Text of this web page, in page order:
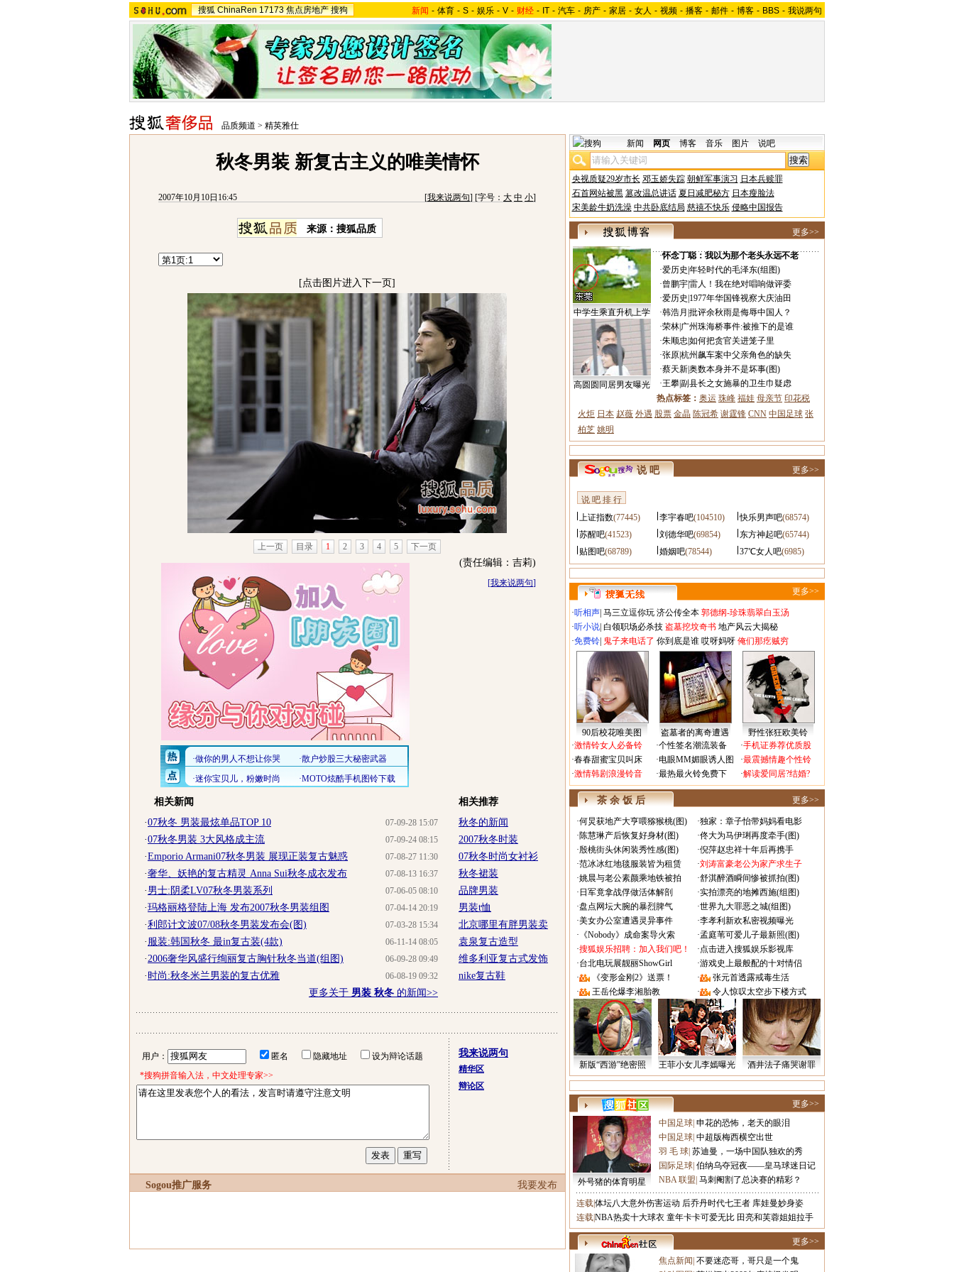
搜狐 ChinaRen 17173 焦点房地产 搜狗 新闻 - 体育 - S - 娱乐 - V - 财经 - IT - 汽车 - 房产 - 家居 - 女人 - 视频 - 播客 - 邮件 - 博客 - BBS - 我说两句
品质频道 > 精英雅仕
秋冬男装 新复古主义的唯美情怀
2007年10月10日16:45 [我来说两句] [字号： 大 中 小]
来源：搜狐品质
[点击图片进入下一页]
上一页 目录 1 2 3 4 5 下一页
(责任编辑：吉莉)
[我来说两句]
相关新闻
07-09-28 15:07
·07秋冬 男装最炫单品TOP 10
07-09-24 08:15
·07秋冬男装 3大风格成主流
07-08-27 11:30
·Emporio Armani07秋冬男装 展现正装复古魅惑
07-08-13 16:37
·奢华、妖艳的复古精灵 Anna Sui秋冬成衣发布
07-06-05 08:10
· 男士:阴柔LV07秋冬男装系列
07-04-14 20:19
·玛格丽格登陆上海 发布2007秋冬男装组图
07-03-28 15:34
·利郎计文波07/08秋冬男装发布会(图)
06-11-14 08:05
· 服装:韩国秋冬 最in复古装(4款)
06-09-28 09:49
·2006奢华风盛行绚丽复古胸针秋冬当道(组图)
06-08-19 09:32
· 时尚:秋冬米兰男装的复古优雅
更多关于 男装 秋冬 的新闻>>
相关推荐
秋冬的新闻
2007秋冬时装
07秋冬时尚女衬衫
秋冬裙装
品牌男装
男装t恤
北京哪里有胖男装卖
袁泉复古造型
维多利亚复古式发饰
nike复古鞋
用户： 匿名 隐藏地址
设为辩论话题
*搜狗拼音输入法，中文处理专家>>
我来说两句
精华区
辩论区
我要发布
Sogou推广服务
新闻 网页 博客 音乐 图片 说吧
央视质疑29岁市长 邓玉娇失踪 朝鲜军事演习 日本兵赎罪
石首网站被黑 篡改温总讲话 夏日减肥秘方 日本瘦脸法
宋美龄牛奶洗澡 中共卧底结局 慈禧不快乐 侵略中国报告
更多>>
中学生乘直升机上学
高圆圆同居男友曝光
·怀念丁聪：我以为那个老头永远不老
·爱历史 年轻时代的毛泽东(组图)
·曾鹏宇|雷人！我在绝对唱响做评委
·爱历史 1977年华国锋视察大庆油田
·韩浩月 批评余秋雨是侮辱中国人？
·荣林| 广州珠海桥事件:被推下的是谁
·朱顺忠 如何把贪官关进笼子里
·张原|杭州飙车案中父亲角色的缺失
·蔡天新|奥数本身并不是坏事(图)
·王攀|副县长之女施暴的卫生巾疑虑
热点标签： 奥运 珠峰 福娃 母亲节 印花税
火炬 日本 赵薇 外遇 股票 金晶 陈冠希 谢霆锋 CNN 中国足球 张
柏芝 姚明
说 吧 更多>>
说 吧 排 行
上证指数(77445) 李宇春吧(104510) 快乐男声吧(68574)
苏醒吧(41523) 刘德华吧(69854) 东方神起吧(65744)
贴图吧(68789) 婚姻吧(78544) 37℃女人吧(6985)
更多>>
·听相声 马三立逗你玩 济公传全本 郭德纲-珍珠翡翠白玉汤
·听小说 白领职场必杀技 盗墓挖坟奇书 地产风云大揭秘
·免费铃 鬼子来电话了 你到底是谁 哎呀妈呀 俺们那疙贼穷
90后校花唯美图 盗墓者的离奇遭遇
野性张狂欧美铃
·激情铃女人必备铃
·春春甜蜜宝贝叫床
·激情韩剧浪漫铃音
·个性签名潮流装备
·电眼MM媚眼诱人图
·最热最火铃免费下
·手机证券荐优质股
·最震撼情趣个性铃
·解读爱同居?结婚?
茶 余 饭 后 更多>>
·何炅获地产大亨喂猕猴桃(图) ·独家：章子怡带妈妈看电影
·陈慧琳产后恢复好身材(图) ·佟大为马伊琍再度牵手(图)
·殷桃街头休闲装秀性感(图) ·倪萍赵忠祥十年后再携手
·范冰冰红地毯服装皆为租赁 ·刘涛富豪老公为家产求生子
·姚晨与老公素颜乘地铁被拍 ·舒淇醉酒瞬间惨被抓拍(图)
· 日军竟拿战俘做活体解剖 ·实拍漂亮的地摊西施(组图)
·盘点网坛大腕的暴烈脾气 ·世界九大罪恶之城(组图)
·美女办公室遭遇灵异事件 ·李孝利新欢私密视频曝光
· 《Nobody》成命案导火索 ·孟庭苇可爱儿子最新照(图)
·搜狐娱乐招聘：加入我们吧！ ·点击进入搜狐娱乐影视库
·台北电玩展靓丽ShowGirl ·游戏史上最般配的十对情侣
·
《变形金刚2》送票！ ·
张元首透露戒毒生活
·
王岳伦爆李湘胎教 · 令人惊叹太空步下楼方式
新版“西游”绝密照 王菲小女儿李嫣曝光 酒井法子痛哭谢罪
更多>>
外号猪的体育明星
中国足球 申花的恐怖，老天的眼泪
中国足球 中超版梅西横空出世
羽 毛 球 苏迪曼，一场中国队独欢的秀
国际足球 伯纳乌夺冠夜——皇马球迷日记
NBA 联盟 马刺阉割了总决赛的精彩？
连载体坛八大意外伤害运动 后乔丹时代七王者 库娃曼妙身姿
连载NBA热卖十大球衣 童年卡卡可爱无比 田亮和芙蓉姐姐拉手
更多>>
焦点新闻 不要迷恋哥，哥只是一个鬼